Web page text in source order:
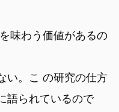
味わう価値があるの
い。こ の研究の仕方
語られているので